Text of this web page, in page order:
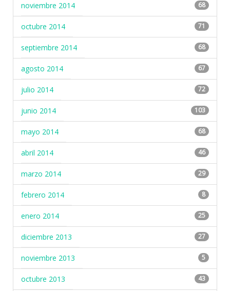
noviembre 2014 68
octubre 2014 71
septiembre 2014 68
agosto 2014 67
julio 2014 72
junio 2014 103
mayo 2014 68
abril 2014 46
marzo 2014 29
febrero 2014 8
enero 2014 25
diciembre 2013 27
noviembre 2013 5
octubre 2013 43